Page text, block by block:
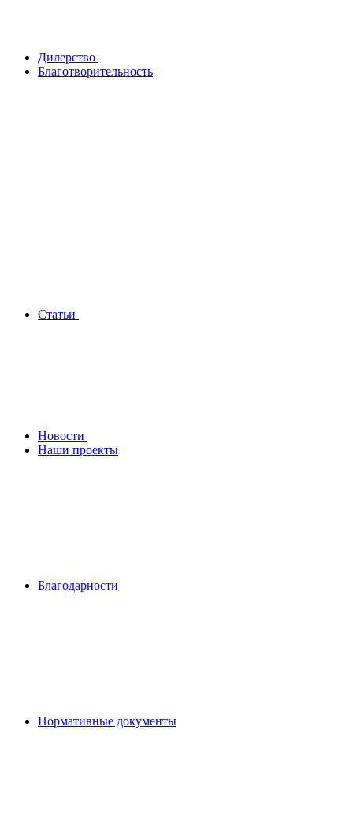
Дилерство
Благотворительность
Статьи
Новости
Наши проекты
Благодарности
Нормативные документы